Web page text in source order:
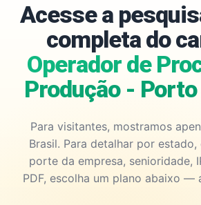
Acesse a
completa do
Operador de
Produção -
Para visitantes, mostramos
Brasil. Para detalhar por
porte da empresa, senioridade,
PDF, escolha um plano abaixo —